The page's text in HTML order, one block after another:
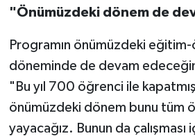
"Önümüzdeki dönem de
Programın önümüzdeki
döneminde de devam
"Bu yıl 700 öğrenci ile
önümüzdeki dönem bunu tüm
yayacağız. Bunun da